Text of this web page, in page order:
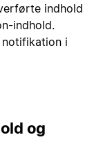
indhold
indhold.
i
og